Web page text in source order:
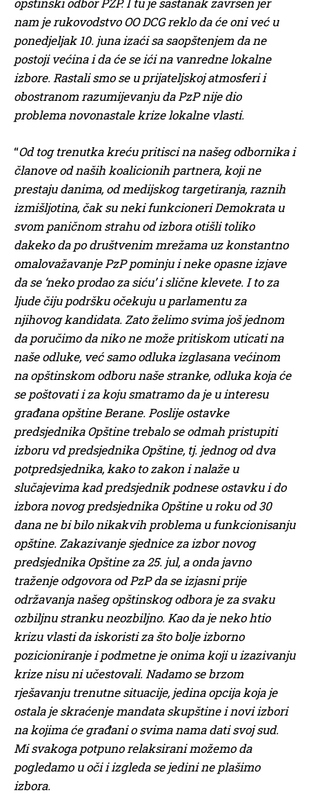
nam je rukovodstvo OO DCG reklo da će oni već u
ponedjeljak 10. juna izaći sa saopštenjem da ne
postoji većina i da će se ići na vanredne lokalne
izbore. Rastali smo se u prijateljskoj atmosferi i
obostranom razumijevanju da PzP nije dio
problema novonastale krize lokalne vlasti.
“Od tog trenutka kreću pritisci na našeg odbornika i
članove od naših koalicionih partnera, koji ne
prestaju danima, od medijskog targetiranja, raznih
izmišljotina, čak su neki funkcioneri Demokrata u
svom paničnom strahu od izbora otišli toliko
dakeko da po društvenim mrežama uz konstantno
omalovažavanje PzP pominju i neke opasne izjave
da se ‘neko prodao za siću’ i slične klevete. I to za
ljude čiju podršku očekuju u parlamentu za
njihovog kandidata. Zato želimo svima još jednom
da poručimo da niko ne može pritiskom uticati na
naše odluke, već samo odluka izglasana većinom
na opštinskom odboru naše stranke, odluka koja će
se poštovati i za koju smatramo da je u interesu
građana opštine Berane. Poslije ostavke
predsjednika Opštine trebalo se odmah pristupiti
izboru vd predsjednika Opštine, tj. jednog od dva
potpredsjednika, kako to zakon i nalaže u
slučajevima kad predsjednik podnese ostavku i do
izbora novog predsjednika Opštine u roku od 30
dana ne bi bilo nikakvih problema u funkcionisanju
opštine. Zakazivanje sjednice za izbor novog
predsjednika Opštine za 25. jul, a onda javno
traženje odgovora od PzP da se izjasni prije
održavanja našeg opštinskog odbora je za svaku
ozbiljnu stranku neozbiljno. Kao da je neko htio
krizu vlasti da iskoristi za što bolje izborno
pozicioniranje i podmetne je onima koji u izazivanju
krize nisu ni učestovali. Nadamo se brzom
rješavanju trenutne situacije, jedina opcija koja je
ostala je skraćenje mandata skupštine i novi izbori
na kojima će građani o svima nama dati svoj sud.
Mi svakoga potpuno relaksirani možemo da
pogledamo u oči i izgleda se jedini ne plašimo
izbora.